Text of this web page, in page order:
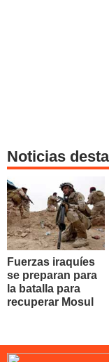
Noticias
Fuerzas iraquíes
se preparan para
la batalla para
recuperar Mosul